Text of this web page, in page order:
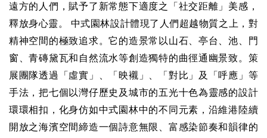
遠方的人們，賦予了新常態下適度之「社交距離」美感，
釋放身心靈。 中式園林設計體現了人們超越物質之上，對
精神空間的極致追求。它的造景常以山石、亭台、池、門
窗、青磚黛瓦和自然流水等創造獨特的曲徑通幽景致。策
展團隊透過「虛實」、「映襯」、「對比」及「呼應」等
手法，把七個以灣仔歷史及城市的五光十色為靈感的設計
環環相扣，化身仿如中式園林中的不同元素，沿維港陸續
開放之海濱空間締造一個詩意無限、富感染節奏和韻律的